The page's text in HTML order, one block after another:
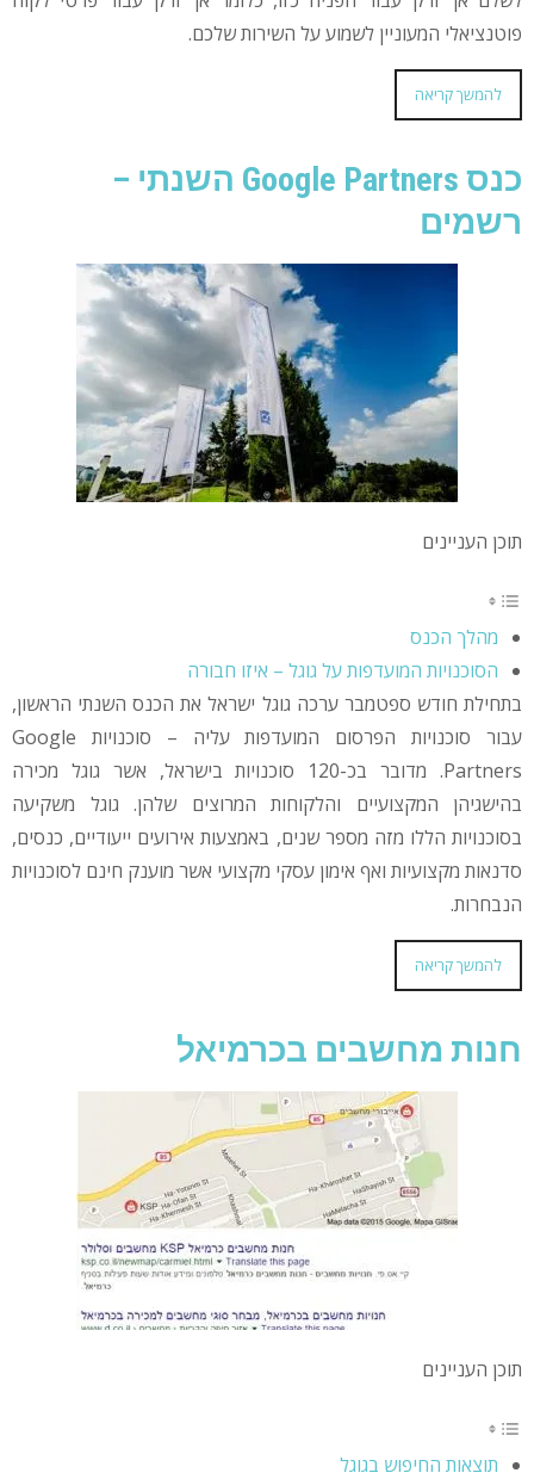
פוטנציאלי המעוניין לשמוע על השירות שלכם.
להמשך קריאה
כנס Google Partners השנתי –
רשמים
תוכן העניינים
מהלך הכנס
הסוכנויות המועדפות על גוגל – איזו חבורה
בתחילת חודש ספטמבר ערכה גוגל ישראל את הכנס השנתי הראשון,
עבור סוכנויות הפרסום המועדפות עליה – סוכנויות Google
Partners. מדובר בכ-120 סוכנויות בישראל, אשר גוגל מכירה
בהישגיהן המקצועיים והלקוחות המרוצים שלהן. גוגל משקיעה
בסוכנויות הללו מזה מספר שנים, באמצעות אירועים ייעודיים, כנסים,
סדנאות מקצועיות ואף אימון עסקי מקצועי אשר מוענק חינם לסוכנויות
הנבחרות.
להמשך קריאה
חנות מחשבים בכרמיאל
תוכן העניינים
תוצאות החיפוש בגוגל